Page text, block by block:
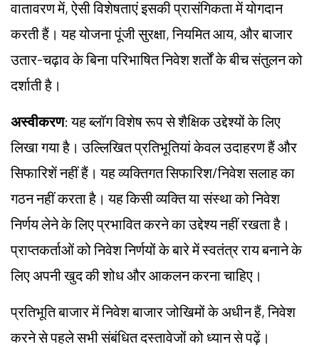
वातावरण में, ऐसी विशेषताएं इसकी प्रासंगिकता में योगदान
करती हैं। यह योजना पूंजी सुरक्षा, नियमित आय, और बाजार
उतार-चढ़ाव के बिना परिभाषित निवेश शर्तों के बीच संतुलन को
दर्शाती है।
अस्वीकरण: यह ब्लॉग विशेष रूप से शैक्षिक उद्देश्यों के लिए
लिखा गया है। उल्लिखित प्रतिभूतियां केवल उदाहरण हैं और
सिफारिशें नहीं हैं। यह व्यक्तिगत सिफारिश/निवेश सलाह का
गठन नहीं करता है। यह किसी व्यक्ति या संस्था को निवेश
निर्णय लेने के लिए प्रभावित करने का उद्देश्य नहीं रखता है।
प्राप्तकर्ताओं को निवेश निर्णयों के बारे में स्वतंत्र राय बनाने के
लिए अपनी खुद की शोध और आकलन करना चाहिए।
प्रतिभूति बाजार में निवेश बाजार जोखिमों के अधीन हैं, निवेश
करने से पहले सभी संबंधित दस्तावेजों को ध्यान से पढ़ें।